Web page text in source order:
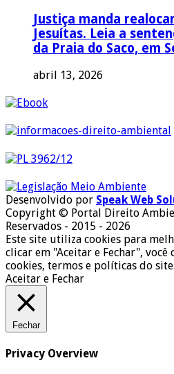
Justiça manda
Jesuítas. Leia a
da Praia do Saco, em
abril 13, 2026
Desenvolvido por Speak Web
Copyright © Portal Direito
Reservados - 2015 - 2026
Este site utiliza cookies para
clicar em "Aceitar e Fechar", você
cookies, termos e políticas do site.
Aceitar e Fechar
Fechar
Privacy Overview